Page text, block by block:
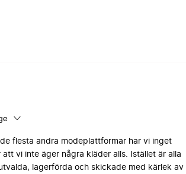
de flesta andra modeplattformar har vi inget
att vi inte äger några kläder alls. Istället är alla
lagerförda och skickade med kärlek av